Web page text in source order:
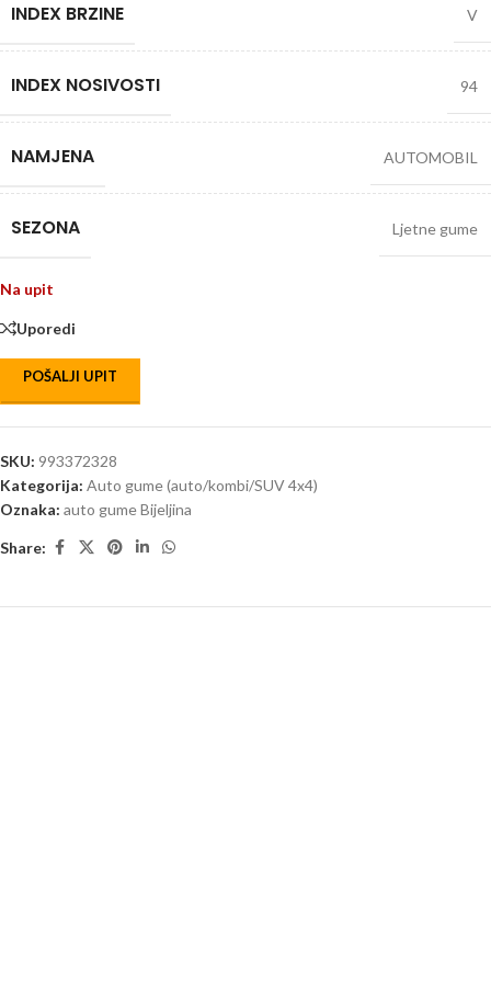
INDEX BRZINE V
INDEX NOSIVOSTI 94
NAMJENA AUTOMOBIL
SEZONA Ljetne gume
Na upit
Uporedi
POŠALJI UPIT
SKU: 993372328
Kategorija: Auto gume (auto/kombi/SUV 4x4)
Oznaka: auto gume Bijeljina
Share: